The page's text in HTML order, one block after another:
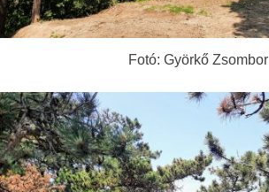
Fotó: Györkő Zsombor